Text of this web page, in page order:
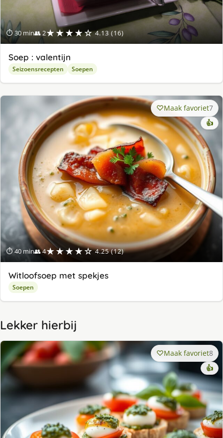
⏱ 30 min👥 2★★★★☆ 4.13 (16)
Soep : valentijn
Seizoensrecepten Soepen
⏱ 40 min👥 4★★★★☆ 4.25 (12)
Maak favoriet7
👍
Witloofsoep met spekjes
Soepen
Lekker hierbij
Maak favoriet8
👍